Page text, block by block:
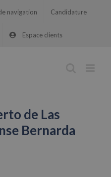
navigation Candidature
Espace clients
de Las
Bernarda